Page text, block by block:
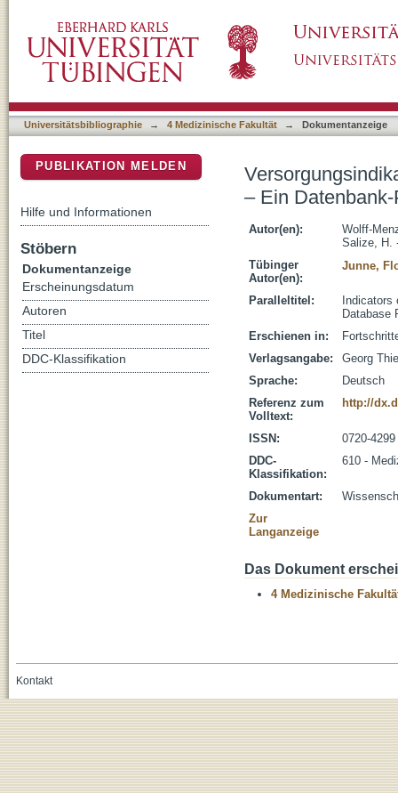
Universitätsbibliographie → 4 Medizinische Fakultät → Dokumentanzeige
– Ein
Autor(en):
Wolff-
Salize, H.
Tübinger
Autor(en):
Junne,
Paralleltitel:
Database
Erschienen in:
Verlagsangabe:
Georg
Sprache:
Deutsch
Referenz zum
Volltext:
http://
ISSN:
0720-4299
DDC-
Klassifikation:
610 -
Dokumentart:
Zur
Langanzeige
Das Dokument
4 Medizinische
PUBLIKATION MELDEN
Hilfe und Informationen
Stöbern
Dokumentanzeige
Erscheinungsdatum
Autoren
Titel
DDC-Klassifikation
Kontakt